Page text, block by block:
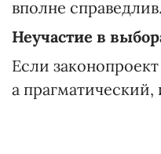
вполне справедлив.
Неучастие в
Если
а прагматический,
то диаспора и
где массово